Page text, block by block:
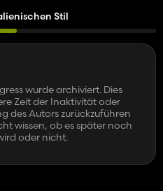
wurde archiviert. Dies
Zeit der Inaktivität oder
des Autors zurückzuführen
wissen, ob es später noch
oder nicht.
Stil